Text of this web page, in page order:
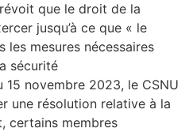
que le droit de la
jusqu’à ce que « le
les mesures nécessaires
sécurité
15 novembre 2023, le CSNU
une résolution relative à la
certains membres